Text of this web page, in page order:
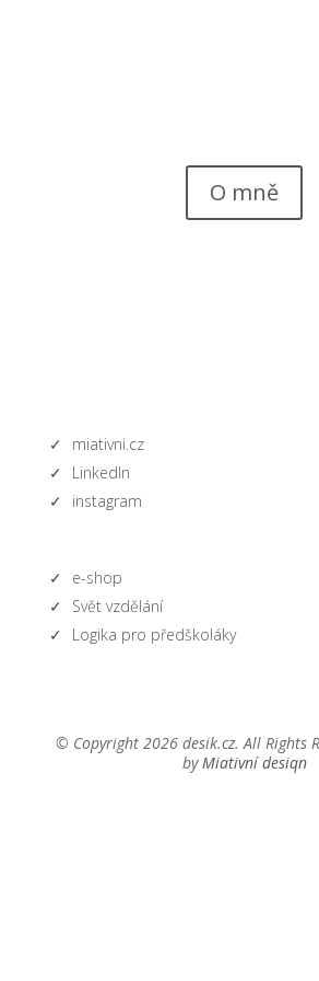
O mně
miativni.cz
LinkedIn
instagram
e-shop
Svět vzdělání
Logika pro předškoláky
© Copyright 2026 desik.cz. All Rights
byMiativní desiqn